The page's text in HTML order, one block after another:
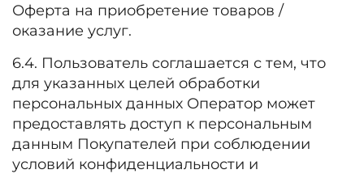
Оферта на приобретение товаров /
оказание услуг.
6.4. Пользователь соглашается с тем, что
для указанных целей обработки
персональных данных Оператор может
предоставлять доступ к персональным
данным Покупателей при соблюдении
условий конфиденциальности и